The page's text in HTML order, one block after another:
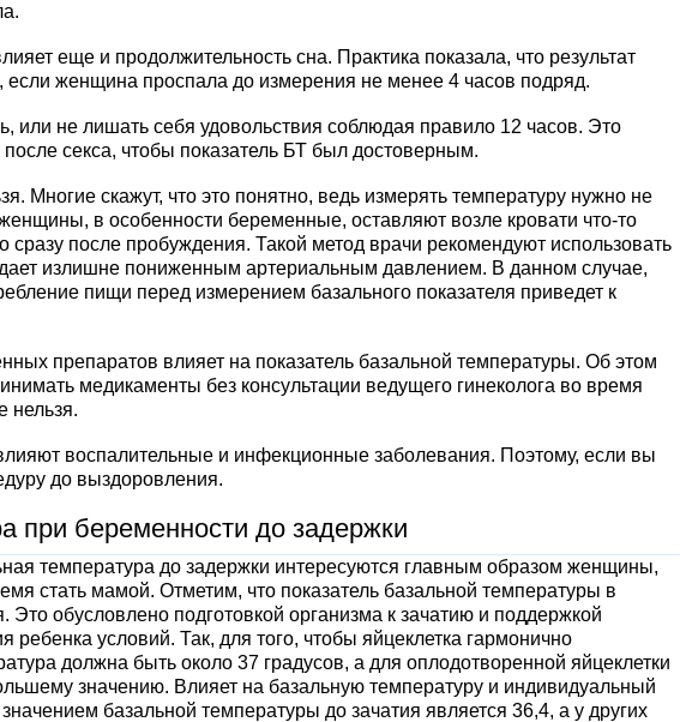
еще и продолжительность сна. Практика показала, что результат
если женщина проспала до измерения не менее 4 часов подряд.
или не лишать себя удовольствия соблюдая правило 12 часов. Это
секса, чтобы показатель БТ был достоверным.
Многие скажут, что это понятно, ведь измерять температуру нужно не
в особенности беременные, оставляют возле кровати что-то
сразу после пробуждения. Такой метод врачи рекомендуют использовать
излишне пониженным артериальным давлением. В данном случае,
пищи перед измерением базального показателя приведет к
препаратов влияет на показатель базальной температуры. Об этом
медикаменты без консультации ведущего гинеколога во время
нельзя.
воспалительные и инфекционные заболевания. Поэтому, если вы
до выздоровления.
при беременности до задержки
температура до задержки интересуются главным образом женщины,
стать мамой. Отметим, что показатель базальной температуры в
Это обусловлено подготовкой организма к зачатию и поддержкой
условий. Так, для того, чтобы яйцеклетка гармонично
должна быть около 37 градусов, а для оплодотворенной яйцеклетки
значению. Влияет на базальную температуру и индивидуальный
базальной температуры до зачатия является 36,4, а у других